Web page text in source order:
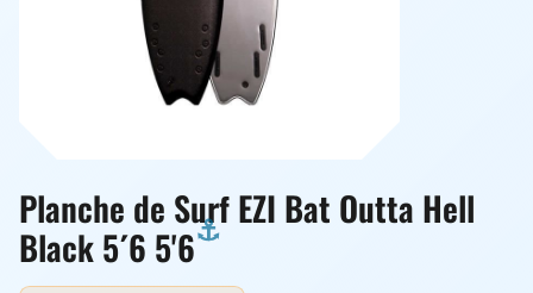
Planche de Surf EZI Bat Outta Hell
Black 5´6 5'6